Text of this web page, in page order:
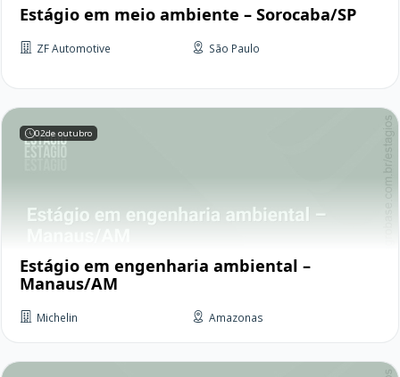
Estágio em meio ambiente – Sorocaba/SP
ZF Automotive São Paulo
02de outubro
Estágio em engenharia ambiental –
Manaus/AM
Michelin Amazonas